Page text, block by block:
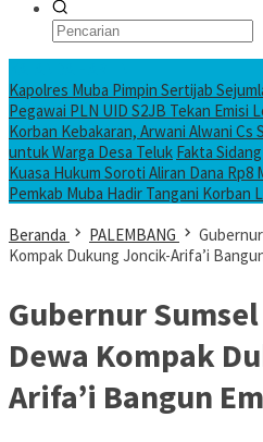
Kapolres Muba Pimpin Sertijab
Pegawai PLN UID S2JB Tekan Emisi
Korban Kebakaran, Arwani Alwani Cs
untuk Warga Desa Teluk Fakta
Kuasa Hukum Soroti Aliran Dana Rp8
Pemkab Muba Hadir Tangani Korban
Beranda
PALEMBANG
Kompak Dukung Joncik-Arifa’i
Gubernur
Dewa Kompak
Arifa’i Bangun